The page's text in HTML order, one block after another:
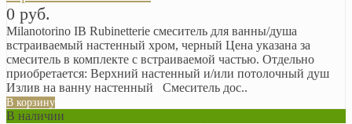
0 руб.
Milanotorino IB Rubinetterie смеситель для ванны/душа
встраиваемый настенный хром, черный Цена указана за
смеситель в комплекте с встраиваемой частью. Отдельно
приобретается: Верхний настенный и/или потолочный душ
Излив на ванну настенный Смеситель дос..
В корзину
В наличии